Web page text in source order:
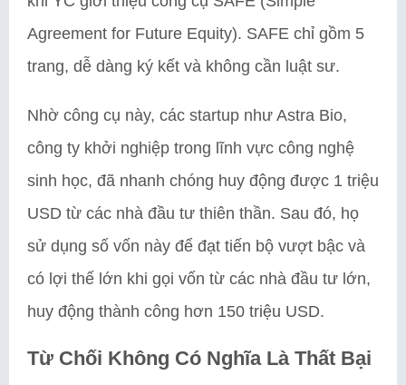
Agreement for Future Equity). SAFE chỉ gồm 5
trang, dễ dàng ký kết và không cần luật sư.
Nhờ công cụ này, các startup như Astra Bio,
công ty khởi nghiệp trong lĩnh vực công nghệ
sinh học, đã nhanh chóng huy động được 1 triệu
USD từ các nhà đầu tư thiên thần. Sau đó, họ
sử dụng số vốn này để đạt tiến bộ vượt bậc và
có lợi thế lớn khi gọi vốn từ các nhà đầu tư lớn,
huy động thành công hơn 150 triệu USD.
Từ Chối Không Có Nghĩa Là Thất Bại